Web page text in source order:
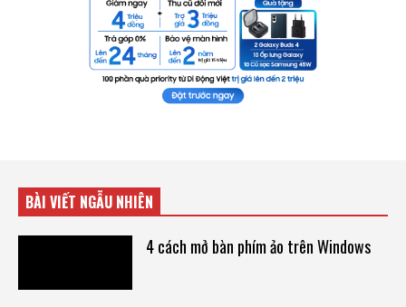
BÀI VIẾT NGẪU NHIÊN
4 cách mở bàn phím ảo trên Windows